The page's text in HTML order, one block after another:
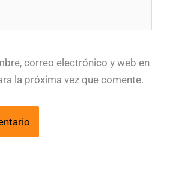
correo electrónico y web en
la próxima vez que comente.